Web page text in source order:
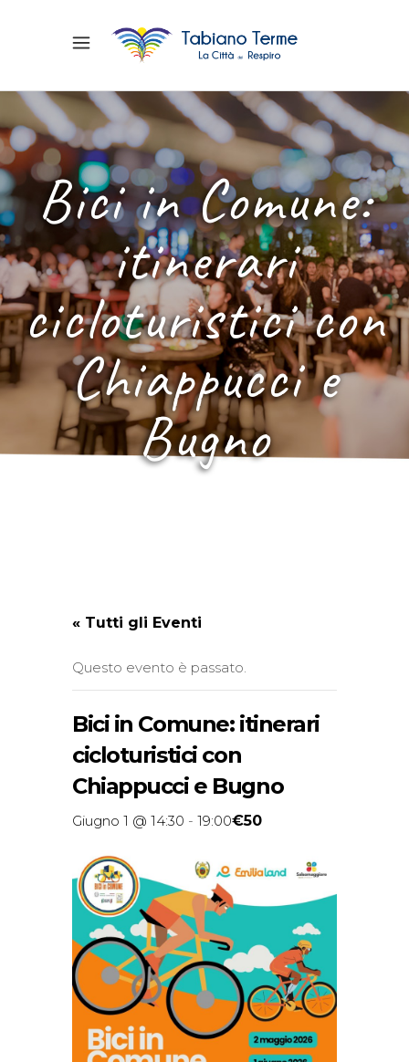
Bici in Comune:
itinerari
cicloturistici con
Chiappucci e
Bugno
« Tutti gli Eventi
Questo evento è passato.
Bici in Comune: itinerari
cicloturistici con
Chiappucci e Bugno
Giugno 1 @ 14:30 - 19:00€50